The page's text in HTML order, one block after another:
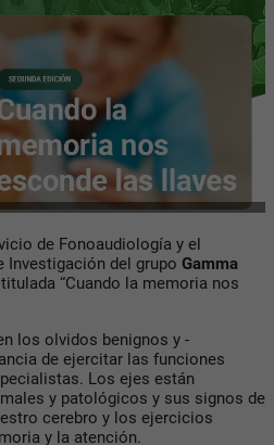
de Fonoaudiología y el
Investigación del grupo Gamma
“Cuando la memoria nos
los olvidos benignos y -
de ejercitar las funciones
Los ejes están
y patológicos y sus signos de
cerebro y los ejercicios
y la atención.